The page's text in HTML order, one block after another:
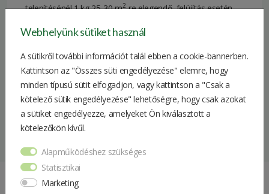
telepítésénél 1 kg 25-30 m2-re elegendő, felújítás esetén
Összetétel:
Angol perje: 50%
Vörös csenkesz: 30%
Réti perje: 20%
Kiszerelés 5 kg
Csomagolási
méret
Webhelyünk sütiket használ
A sütikről további információt talál ebben a cookie-bannerben.
Kattintson az "Összes süti engedélyezése" elemre, hogy
minden típusú sütit elfogadjon, vagy kattintson a "Csak a
kötelező sütik engedélyezése" lehetőségre, hogy csak azokat
a sütiket engedélyezze, amelyeket Ön kiválasztott a
kötelezőkön kívűl.
Alapműködéshez szükséges
Statisztikai
Marketing